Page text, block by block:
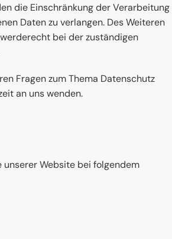
die Einschränkung der Verarbeitung
Daten zu verlangen. Des Weiteren
bei der zuständigen
Fragen zum Thema Datenschutz
an uns wenden.
unserer Website bei folgendem